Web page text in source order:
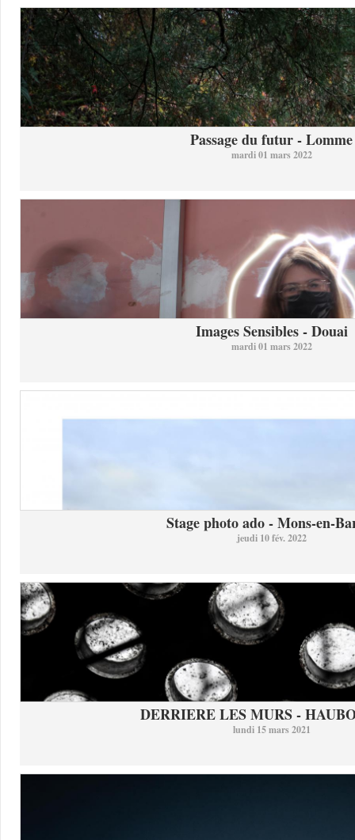
Passage du futur - Lomme
mardi 01 mars 2022
Images Sensibles - Douai
mardi 01 mars 2022
Stage photo ado - Mons-en-
jeudi 10 fév. 2022
DERRIERE LES MURS -
lundi 15 mars 2021